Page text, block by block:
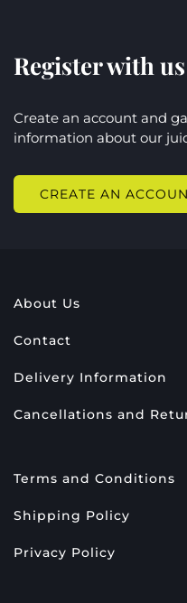
Register with us
Create an account and
information about our
CREATE AN
About Us
Contact
Delivery Information
Cancellations and
Terms and Conditions
Shipping Policy
Privacy Policy